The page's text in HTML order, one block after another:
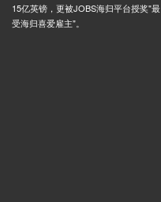
15亿英镑，更被JOBS海归平台授奖"最
受海归喜爱雇主"。